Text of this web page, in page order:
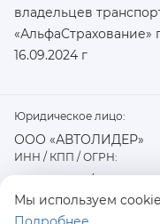
Мы используем
владельцев
«АльфаСтрахование»
16.09.2024 г
Юридическое лицо:
ООО «АВТОЛИДЕР»
ИНН / КПП / ОГРН:
7726402915 /
Физический /